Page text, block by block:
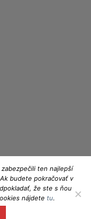
Maestro MasterCard
ten najlepší
budete pokračovať v
že ste s ňou
nájdete tu.